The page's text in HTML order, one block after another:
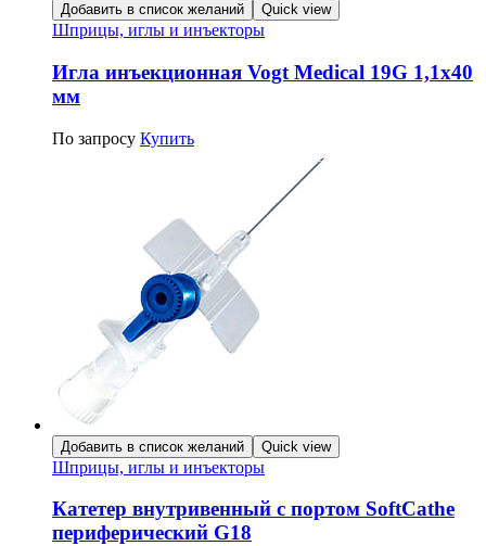
Добавить в список желаний Quick view
Шприцы, иглы и инъекторы
Игла инъекционная Vogt Medical 19G 1,1х40
мм
По запросу Купить
Добавить в список желаний Quick view
Шприцы, иглы и инъекторы
Катетер внутривенный с портом SoftCathe
периферический G18